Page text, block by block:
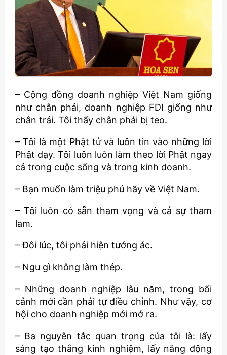
– Cộng đồng doanh nghiệp Việt Nam giống
như chân phải, doanh nghiệp FDI giống như
chân trái. Tôi thấy chân phải bị teo.
– Tôi là một Phật tử và luôn tin vào những lời
Phật dạy. Tôi luôn luôn làm theo lời Phật ngay
cả trong cuộc sống và trong kinh doanh.
– Bạn muốn làm triệu phú hãy về Việt Nam.
– Tôi luôn có sẵn tham vọng và cả sự tham
lam.
– Đôi lúc, tôi phải hiện tướng ác.
– Ngu gì không làm thép.
– Những doanh nghiệp lâu năm, trong bối
cảnh mới cần phải tự điều chỉnh. Như vậy, cơ
hội cho doanh nghiệp mới mở ra.
– Ba nguyên tắc quan trọng của tôi là: lấy
sáng tạo thắng kinh nghiệm, lấy năng động